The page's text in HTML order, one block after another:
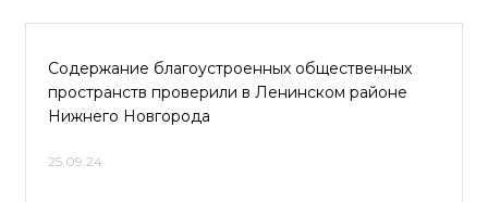
Содержание благоустроенных общественных
пространств проверили в Ленинском районе
Нижнего Новгорода
25.09.24